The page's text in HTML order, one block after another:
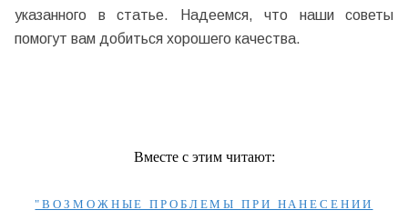
указанного в статье. Надеемся, что наши советы
помогут вам добиться хорошего качества.
Вместе с этим читают:
"ВОЗМОЖНЫЕ ПРОБЛЕМЫ ПРИ НАНЕСЕНИИ